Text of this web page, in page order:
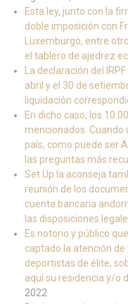
Esta ley, junto con la
doble imposición con
Luxemburgo, entre
el tablero de ajedrez
La declaración del
abril y el 30 de
liquidación
En dicho caso, los
mencionados. Cuando
país, como puede ser
las preguntas más
Set Up la aconseja
reunión de los
cuenta bancaria
las disposiciones
Es notorio y público
captado la atención
deportistas de élite,
aquí su residencia y/o
2022